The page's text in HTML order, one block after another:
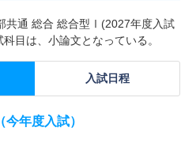
共通 総合 総合型Ⅰ(2027年度入試
目は、小論文となっている。
入試日程
年度入試）